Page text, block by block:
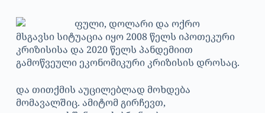
მსგავსი სიტუაცია იყო 2008 წელს იპოთეკური
კრიზისისა და 2020 წელს პანდემიით
გამოწვეული ეკონომიკური კრიზისის დროსაც.
და თითქმის აუცილებლად მოხდება
მომავალშიც. ამიტომ გირჩევთ,